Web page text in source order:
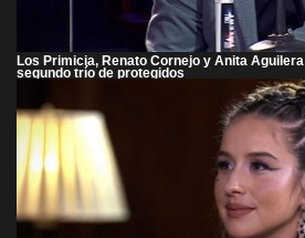
Los Primicia, Renato Cornejo y Anita
segundo trío de protegidos